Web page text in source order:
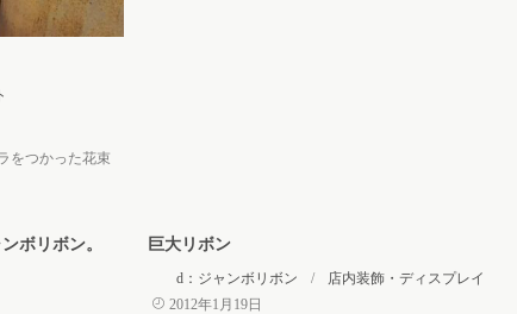
をつかった花束
ボリボン。 巨大リボン
d：ジャンボリボン /
店内装飾・ディスプレイ
2012年1月19日